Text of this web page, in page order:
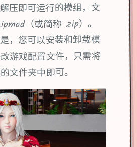
压即可运行的模组，文
（或简称 .zip）。
，您可以安装和卸载模
游戏配置文件，只需将
文件夹中即可。